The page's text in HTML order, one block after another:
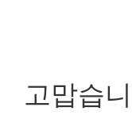
고맙습